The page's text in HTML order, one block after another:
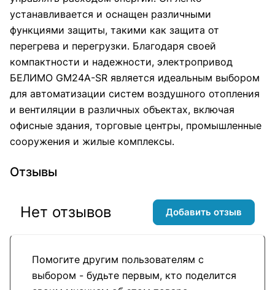
устанавливается и оснащен различными
функциями защиты, такими как защита от
перегрева и перегрузки. Благодаря своей
компактности и надежности, электропривод
БЕЛИМО GM24A-SR является идеальным выбором
для автоматизации систем воздушного отопления
и вентиляции в различных объектах, включая
офисные здания, торговые центры, промышленные
сооружения и жилые комплексы.
Отзывы
Помогите другим пользователям с
выбором - будьте первым, кто поделится
Нет отзывов Добавить отзыв